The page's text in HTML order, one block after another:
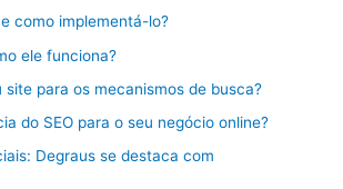
como implementá-lo?
ele funciona?
site para os mecanismos de busca?
do SEO para o seu negócio online?
Degraus se destaca com